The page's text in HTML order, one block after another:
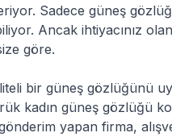
Sadece güneş
Ancak ihtiyacınız
göre.
bir güneş gözlüğünü
kadın güneş gözlüğü
yapan firma,